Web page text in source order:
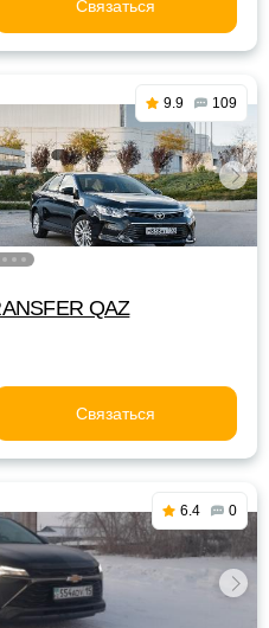
Связаться
9.9 109
QАZ
Связаться
6.4 0